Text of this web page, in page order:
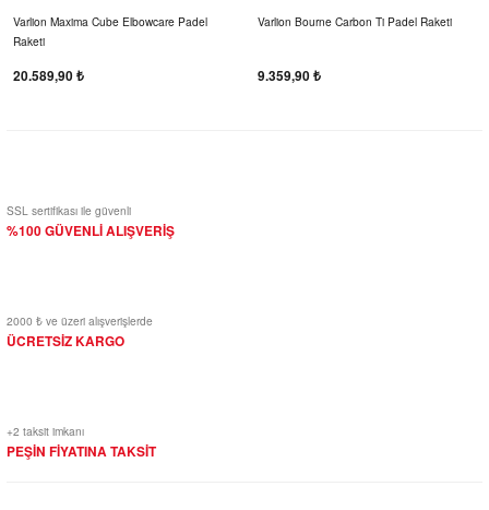
Varlion Maxima Cube Elbowcare Padel
Raketi
20.589,90 ₺
Varlion Bourne Carbon Ti Padel Raketi
9.359,90 ₺
SSL sertifikası ile güvenli
%100 GÜVENLİ ALIŞVERİŞ
2000 ₺ ve üzeri alışverişlerde
ÜCRETSİZ KARGO
+2 taksit imkanı
PEŞİN FİYATINA TAKSİT